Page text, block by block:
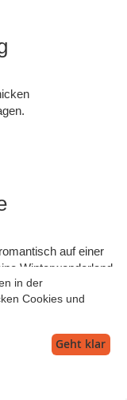
auf einer
Winterwonderland
die deinen Tag
in der
Cookies und
Geht klar